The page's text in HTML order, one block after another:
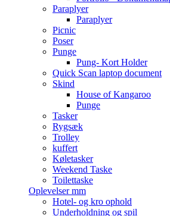
Paraplyer
Paraplyer
Picnic
Poser
Punge
Pung- Kort Holder
Quick Scan laptop document
Skind
House of Kangaroo
Punge
Tasker
Rygsæk
Trolley
kuffert
Køletasker
Weekend Taske
Toilettaske
Oplevelser mm
Hotel- og kro ophold
Underholdning og spil